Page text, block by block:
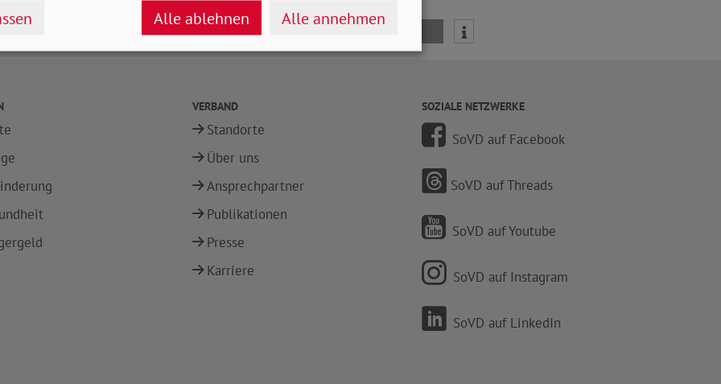
VERBAND
Standorte
Über uns
Ansprechpartner
Publikationen
Presse
Karriere
SOZIALE NETZWERKE
SoVD auf Facebook
SoVD auf Threads
SoVD auf Youtube
SoVD auf Instagram
SoVD auf LinkedIn
Alle ablehnen Alle annehmen